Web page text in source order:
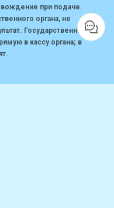
при подаче.
органа, не
Государственные
в кассу органа; в